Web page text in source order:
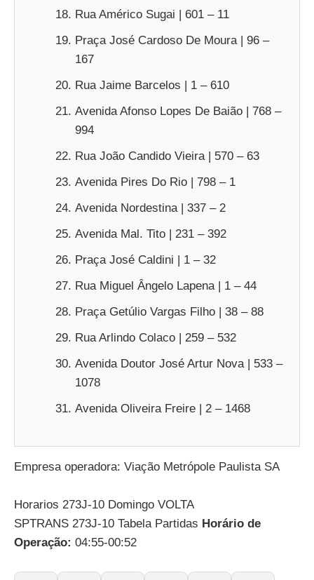
Rua Américo Sugai | 601 – 11
Praça José Cardoso De Moura | 96 –
167
Rua Jaime Barcelos | 1 – 610
Avenida Afonso Lopes De Baião | 768 –
994
Rua João Candido Vieira | 570 – 63
Avenida Pires Do Rio | 798 – 1
Avenida Nordestina | 337 – 2
Avenida Mal. Tito | 231 – 392
Praça José Caldini | 1 – 32
Rua Miguel Ângelo Lapena | 1 – 44
Praça Getúlio Vargas Filho | 38 – 88
Rua Arlindo Colaco | 259 – 532
Avenida Doutor José Artur Nova | 533 –
1078
Avenida Oliveira Freire | 2 – 1468
Empresa operadora: Viação Metrópole Paulista SA
Horarios 273J-10 Domingo VOLTA
SPTRANS 273J-10 Tabela Partidas Horário de
Operação: 04:55-00:52